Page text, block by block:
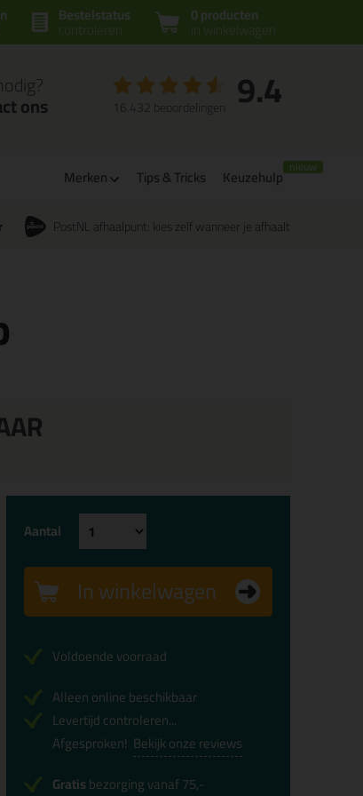
0 producten
in winkelwagen
Bestelstatus
controleren
ons 9.4
16.432 beoordelingen
Merken Tips & Tricks Keuzehulp
PostNL afhaalpunt: kies zelf wanneer je afhaalt
Aantal
In winkelwagen
Voldoende voorraad
Alleen online beschikbaar
Levertijd controleren...
Afgesproken! Bekijk onze reviews
Gratisbezorging vanaf 75,-